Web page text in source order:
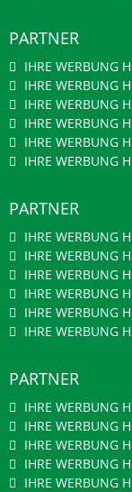
PARTNER
IHRE WERBUNG
IHRE WERBUNG
IHRE WERBUNG
IHRE WERBUNG
IHRE WERBUNG
IHRE WERBUNG
PARTNER
IHRE WERBUNG
IHRE WERBUNG
IHRE WERBUNG
IHRE WERBUNG
IHRE WERBUNG
IHRE WERBUNG
PARTNER
IHRE WERBUNG
IHRE WERBUNG
IHRE WERBUNG
IHRE WERBUNG
IHRE WERBUNG